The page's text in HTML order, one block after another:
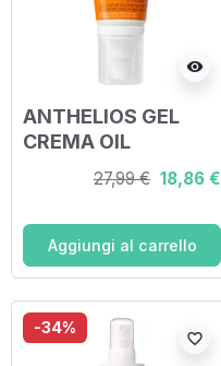
visibility
ANTHELIOS GEL
CREMA OIL
CONTROL
COLORATA UVMUNE
27,99 € 18,86 €
Aggiungi al carrello
-34%
favorite_border